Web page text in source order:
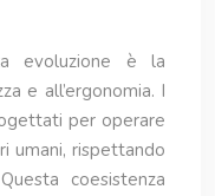
evoluzione è la
e all’ergonomia. I
per operare
umani, rispettando
coesistenza